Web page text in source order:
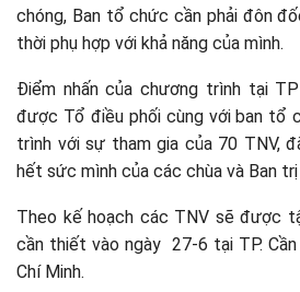
chóng, Ban tổ chức cần phải đôn
thời phụ hợp với khả năng của mình.
Điểm nhấn của chương trình tại
được Tổ điều phối cùng với ban tổ
trình với sự tham gia của 70 TNV,
hết sức mình của các chùa và Ban
Theo kế hoạch các TNV sẽ được
cần thiết vào ngày 27-6 tại TP.
Chí Minh.